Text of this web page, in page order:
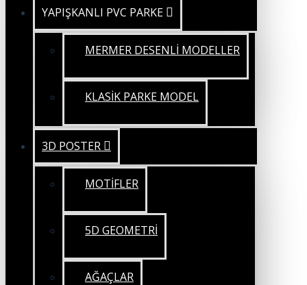
YAPIŞKANLI PVC PARKE
MERMER DESENLİ MODELLER
KLASİK PARKE MODEL
3D POSTER
MOTİFLER
5D GEOMETRİ
AĞAÇLAR